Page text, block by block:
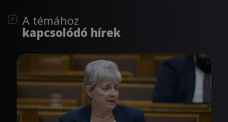
A témához
kapcsolódó hírek